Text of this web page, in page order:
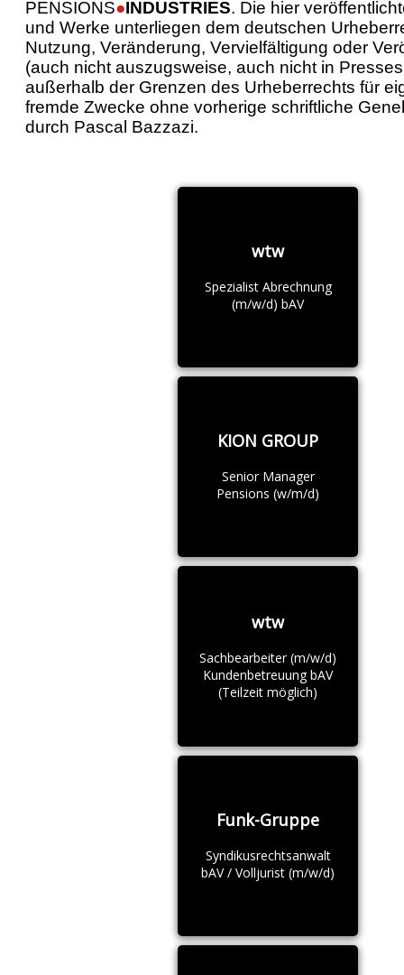
PENSIONS●INDUSTRIES. Die hier
und Werke unterliegen dem deutschen
Nutzung, Veränderung, Vervielfältigung oder
(auch nicht auszugsweise, auch nicht in
außerhalb der Grenzen des Urheberrechts für
fremde Zwecke ohne vorherige schriftliche
durch Pascal Bazzazi.
wtw
Spezialist Abrechnung
(m/w/d) bAV
KION GROUP
Senior Manager
Pensions (w/m/d)
wtw
Sachbearbeiter (m/w/d)
Kundenbetreuung bAV
(Teilzeit möglich)
Funk-Gruppe
Syndikusrechtsanwalt
bAV / Volljurist (m/w/d)